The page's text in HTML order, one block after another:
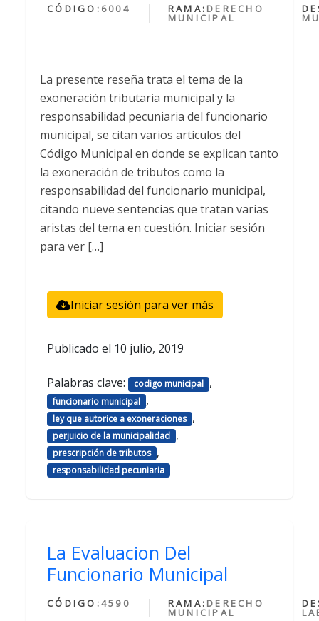
CÓDIGO: 6004 RAMA: DERECHO
MUNICIPAL
La presente reseña trata el tema de la
exoneración tributaria municipal y la
responsabilidad pecuniaria del funcionario
municipal, se citan varios artículos del
Código Municipal en donde se explican tanto
la exoneración de tributos como la
responsabilidad del funcionario municipal,
citando nueve sentencias que tratan varias
aristas del tema en cuestión. Iniciar sesión
para ver […]
Iniciar sesión para ver más
Publicado el 10 julio, 2019
Palabras clave: codigo municipal ,
funcionario municipal ,
ley que autorice a exoneraciones ,
perjuicio de la municipalidad ,
prescripción de tributos ,
responsabilidad pecuniaria
La Evaluacion Del
Funcionario Municipal
CÓDIGO:4590 RAMA: DERECHO
MUNICIPAL